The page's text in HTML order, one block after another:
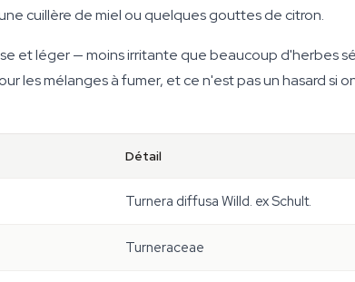
cuillère de miel ou quelques gouttes de citron.
et léger — moins irritante que beaucoup
les mélanges à fumer, et ce n'est pas un hasard si
Détail
Turnera diffusa Willd. ex Schult.
Turneraceae